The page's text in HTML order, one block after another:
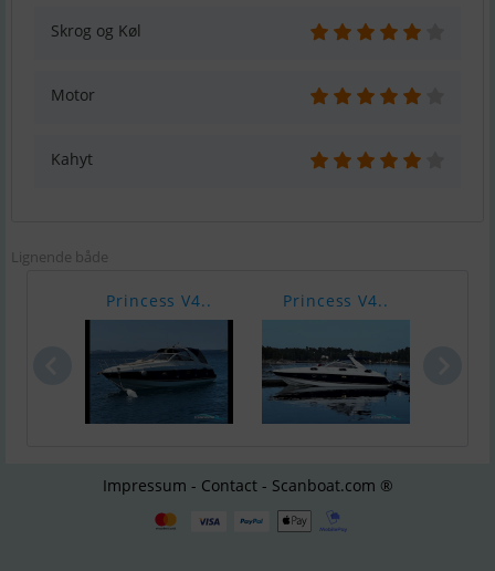
Skrog og Køl
Motor
Kahyt
Lignende både
Princess V4.. Princess V4..
Impressum - Contact - Scanboat.com ®